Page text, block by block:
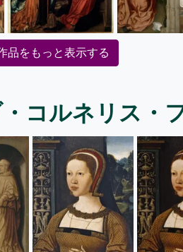
品をもっと表示する
コルネリス・